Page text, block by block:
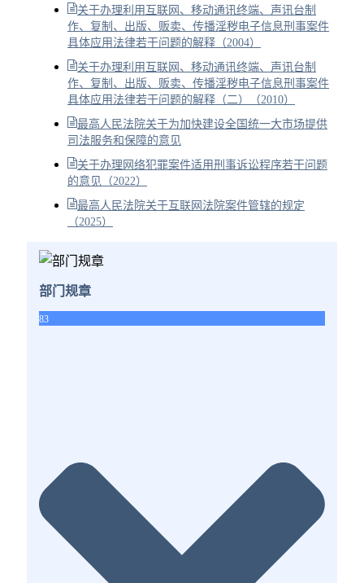
关于办理利用互联网、移动通讯终端、声讯台制
作、复制、出版、贩卖、传播淫秽电子信息刑事案件
具体应用法律若干问题的解释（2004）
关于办理利用互联网、移动通讯终端、声讯台制
作、复制、出版、贩卖、传播淫秽电子信息刑事案件
具体应用法律若干问题的解释（二）（2010）
最高人民法院关于为加快建设全国统一大市场提供
司法服务和保障的意见
关于办理网络犯罪案件适用刑事诉讼程序若干问题
的意见（2022）
最高人民法院关于互联网法院案件管辖的规定
（2025）
部门规章
83